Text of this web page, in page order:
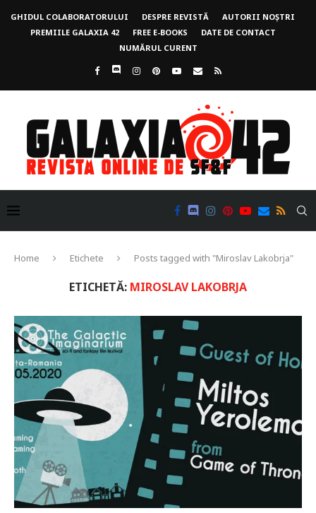
GHIDUL COLABORATORULUI DESPRE REVISTĂ
AUTORII NOȘTRI
PREMIILE GALAXIA 42
FREE E-BOOKS
DATE DE CONTACT
NUMĂRUL CURENT
Home Etichete Posts tagged with "Miroslav Lakobrja"
ETICHETĂ: MIROSLAV LAKOBRJA